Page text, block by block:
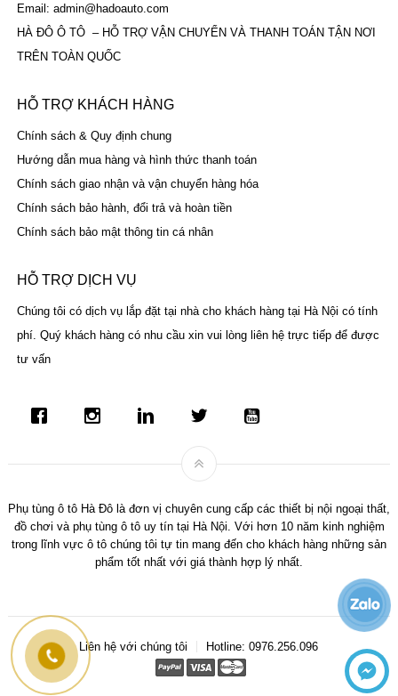
Email: admin@hadoauto.com
HÀ ĐÔ Ô TÔ – HỖ TRỢ VẬN CHUYỂN VÀ THANH TOÁN TẬN NƠI
TRÊN TOÀN QUỐC
HỖ TRỢ KHÁCH HÀNG
Chính sách & Quy định chung
Hướng dẫn mua hàng và hình thức thanh toán
Chính sách giao nhận và vận chuyển hàng hóa
Chính sách bảo hành, đổi trả và hoàn tiền
Chính sách bảo mật thông tin cá nhân
HỖ TRỢ DỊCH VỤ
Chúng tôi có dịch vụ lắp đặt tại nhà cho khách hàng tại Hà Nội có tính
phí. Quý khách hàng có nhu cầu xin vui lòng liên hệ trực tiếp để được
tư vấn
Phụ tùng ô tô Hà Đô là đơn vị chuyên cung cấp các thiết bị nội ngoại thất,
đồ chơi và phụ tùng ô tô uy tín tại Hà Nội. Với hơn 10 năm kinh nghiệm
trong lĩnh vực ô tô chúng tôi tự tin mang đến cho khách hàng những sản
phẩm tốt nhất với giá thành hợp lý nhất.
Liên hệ với chúng tôi Hotline: 0976.256.096